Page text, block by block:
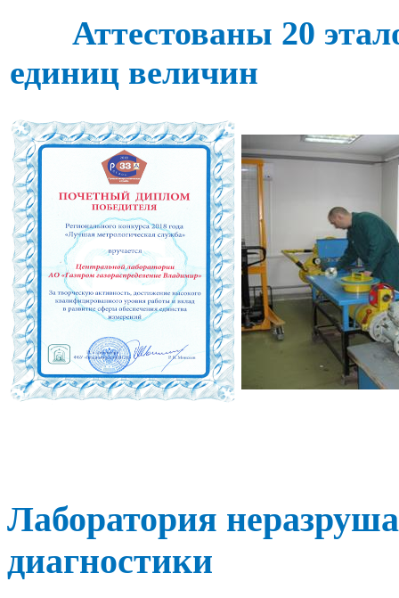
Аттестованы 20
единиц величин
Лаборатория
диагностики